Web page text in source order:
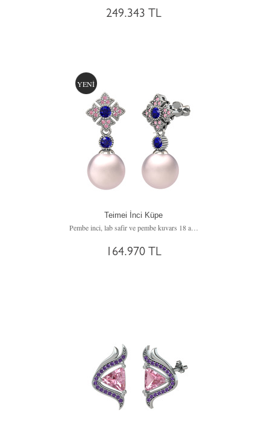
249.343 TL
YENİ
Teimei İnci Küpe
Pembe inci, lab safir ve pembe kuvars 18 ayar beyaz altın küpe
164.970 TL